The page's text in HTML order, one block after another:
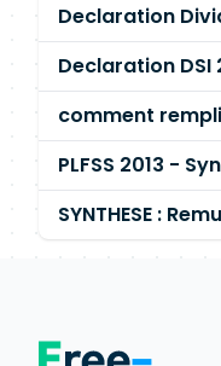
Declaration
Declaration DSI
comment
PLFSS 2013 -
SYNTHESE :